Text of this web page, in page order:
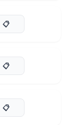
📋
📋
📋